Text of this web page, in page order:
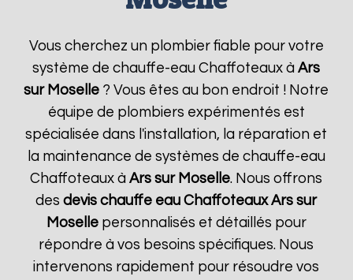
Vous cherchez un plombier fiable pour votre
système de chauffe-eau Chaffoteaux àArs
sur Moselle ? Vous êtes au bon endroit ! Notre
équipe de plombiers expérimentés est
spécialisée dans l'installation, la réparation et
la maintenance de systèmes de chauffe-eau
Chaffoteaux àArs sur Moselle. Nous offrons
desdevis chauffe eau Chaffoteaux Ars sur
Mosellepersonnalisés et détaillés pour
répondre à vos besoins spécifiques. Nous
intervenons rapidement pour résoudre vos